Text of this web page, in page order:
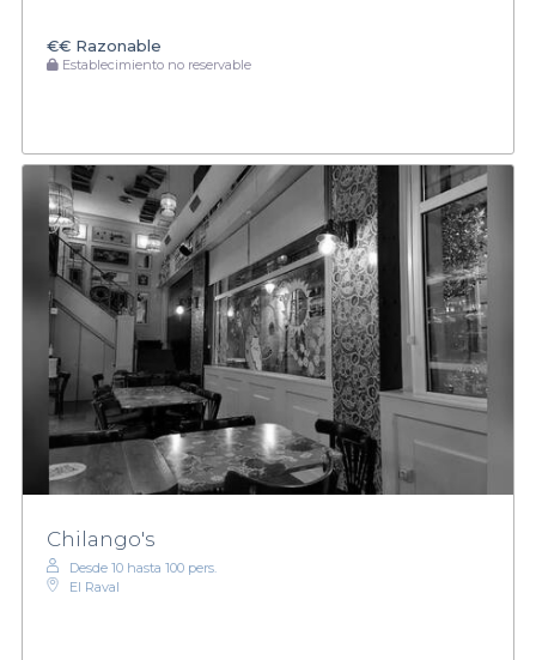
€€ Razonable
Establecimiento no reservable
Chilango's
Desde 10 hasta 100 pers.
El Raval